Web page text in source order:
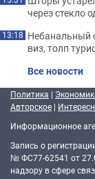
через стекло
13:18 Небанальный
виз, толп
Все новости
Политика |
Авторское |
Информационное
Запись о
№ ФС77-62541 от
надзору в сфере